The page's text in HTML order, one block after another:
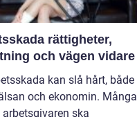
rättigheter,
och vägen vidare
kan slå hårt, både
och ekonomin. Många
ska